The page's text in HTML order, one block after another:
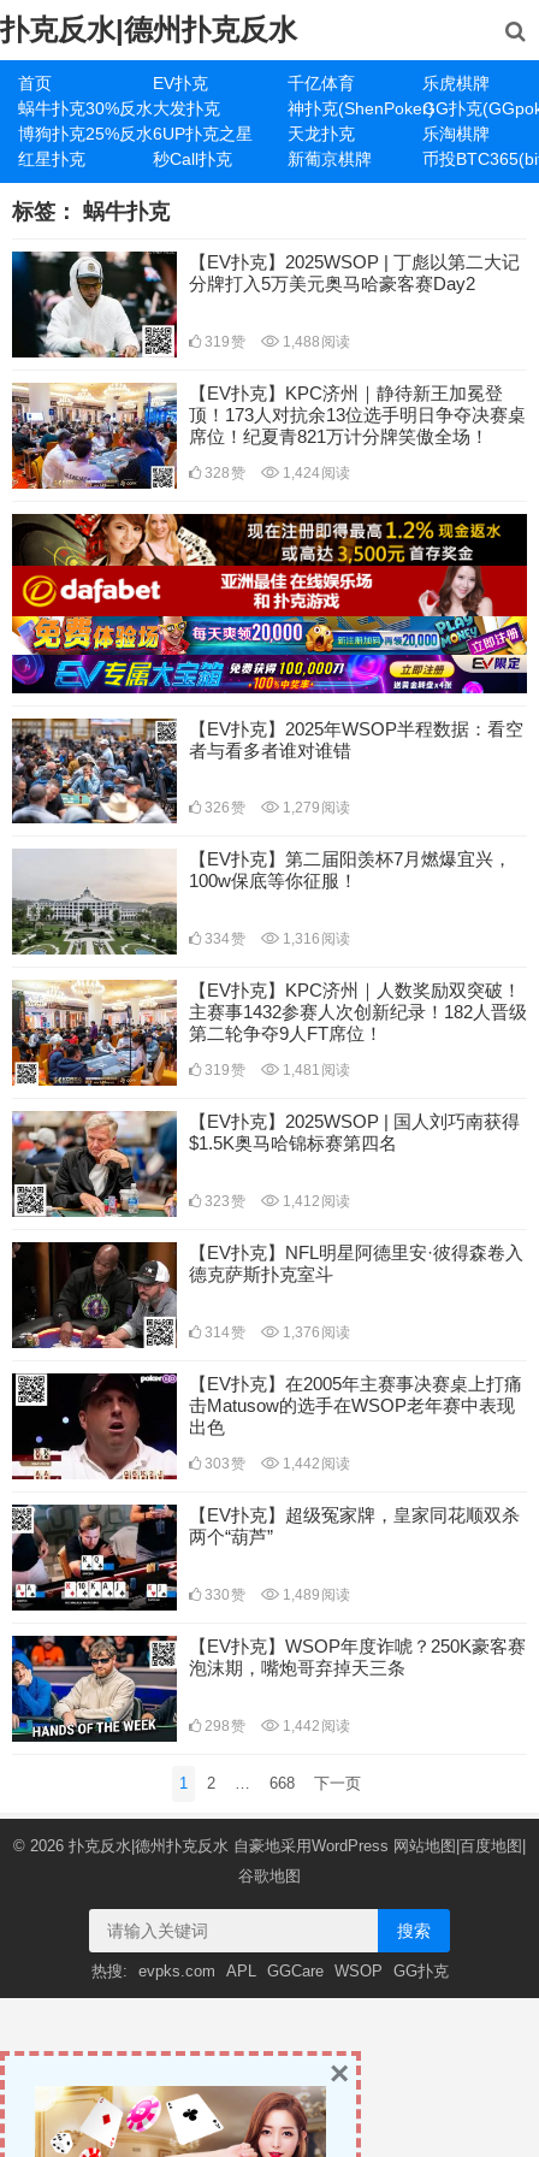
扑克反水|德州扑克反水
首页 EV扑克 千亿体育
乐虎棋牌
蜗牛扑克30%反水大发扑克 神扑克(ShenPoker)GG扑克
博狗扑克25%反水6UP扑克之星 天龙扑克
乐淘棋牌
红星扑克
秒Call扑克 新葡京棋牌 币投
标签： 蜗牛扑克
【EV扑克】2025WSOP | 丁彪以第二大记
分牌打入5万美元奥马哈豪客赛Day2
319赞 1,488 阅读
【EV扑克】KPC济州｜静待新王加冕登
顶！173人对抗余13位选手明日争夺决赛桌
席位！纪夏青821万计分牌笑傲全场！
328赞 1,424阅读
【EV扑克】2025年WSOP半程数据：看空
者与看多者谁对谁错
326赞 1,279 阅读
【EV扑克】第二届阳羡杯7月燃爆宜兴，
100w保底等你征服！
334赞 1,316 阅读
【EV扑克】KPC济州｜人数奖励双突破！
主赛事1432参赛人次创新纪录！182人晋级
第二轮争夺9人FT席位！
319赞 1,481 阅读
【EV扑克】2025WSOP | 国人刘巧南获得
$1.5K奥马哈锦标赛第四名
323赞 1,412 阅读
【EV扑克】NFL明星阿德里安·彼得森卷入
德克萨斯扑克室斗
314赞 1,376 阅读
【EV扑克】在2005年主赛事决赛桌上打痛
击Matusow的选手在WSOP老年赛中表现
出色
303赞 1,442 阅读
【EV扑克】超级冤家牌，皇家同花顺双杀
两个“葫芦”
330赞 1,489 阅读
【EV扑克】WSOP年度诈唬？250K豪客赛
泡沫期，嘴炮哥弃掉天三条
298赞 1,442 阅读
1 2 668 下一页
© 2026 扑克反水|德州扑克反水 自豪地采用WordPress 网站地图 百度地图
谷歌地图
搜索
热搜: evpks.com APL GGCare WSOP GG扑克
×